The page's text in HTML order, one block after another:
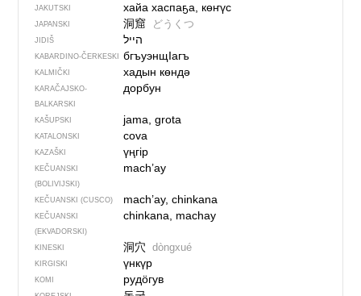
JAKUTSKI хайа хаспаҕа, көҥүс
JAPANSKI 洞窟 どうくつ
JIDIŠ הייל
KABARDINO-ČERKESKI бгъуэнщIагъ
KALMIČKI хадын көндә
KARAČAJSKO-
BALKARSKI
дорбун
KAŠUPSKI jama, grota
KATALONSKI cova
KAZAŠKI үңгір
KEČUANSKI
(BOLIVIJSKI)
mach’ay
KEČUANSKI (CUSCO) mach’ay, chinkana
KEČUANSKI
(EKVADORSKI)
chinkana, machay
KINESKI 洞穴 dòngxué
KIRGISKI үнкүр
KOMI рудӧгув